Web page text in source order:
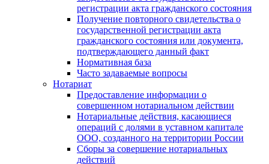
регистрации акта гражданского состояния
Получение повторного свидетельства о
государственной регистрации акта
гражданского состояния или документа,
подтверждающего данный факт
Нормативная база
Часто задаваемые вопросы
Нотариат
Предоставление информации о
совершенном нотариальном действии
Нотариальные действия, касающиеся
операций с долями в уставном капитале
ООО, созданного на территории России
Сборы за совершение нотариальных
действий